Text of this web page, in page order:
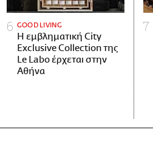
GOOD LIVING
Η εμβληματική City
Exclusive Collection της
Le Labo έρχεται στην
Αθήνα